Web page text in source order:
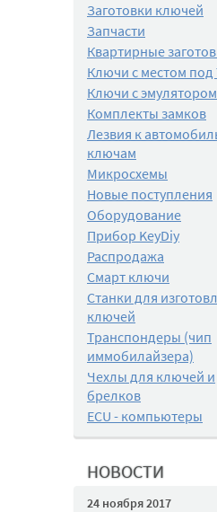
Заготовки ключей
Запчасти
Квартирные
Ключи с местом под
Ключи с эмулятором
Комплекты замков
Лезвия к
ключам
Микросхемы
Новые поступления
Оборудование
Прибор KeyDiy
Распродажа
Смарт ключи
Станки для
ключей
Транспондеры (чип
иммобилайзера)
Чехлы для ключей и
брелков
ECU - компьютеры
НОВОСТИ
24 ноября 2017